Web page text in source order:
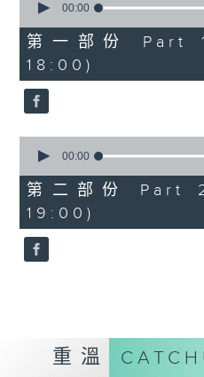
seconds
55
minutes,
0
seconds
00:00
第一部份 Part
18:00)
seconds
55
minutes,
9
seconds
00:00
第二部份 Part
19:00)
重溫